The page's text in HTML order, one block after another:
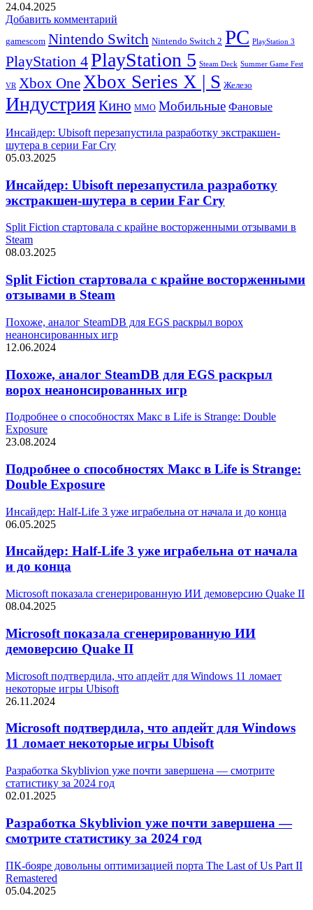
24.04.2025
Добавить комментарий
gamescom Nintendo Switch Nintendo Switch 2 PC PlayStation 3
PlayStation 4PlayStation 5 Steam Deck Summer Game Fest
VR Xbox OneXbox Series X | S Железо
ИндустрияКино ММО Мобильные Фановые
Инсайдер: Ubisoft перезапустила разработку экстракшен-
шутера в серии Far Cry
05.03.2025
Инсайдер: Ubisoft перезапустила разработку
экстракшен-шутера в серии Far Cry
Split Fiction стартовала с крайне восторженными отзывами в
Steam
08.03.2025
Split Fiction стартовала с крайне восторженными
отзывами в Steam
Похоже, аналог SteamDB для EGS раскрыл ворох
неанонсированных игр
12.06.2024
Похоже, аналог SteamDB для EGS раскрыл
ворох неанонсированных игр
Подробнее о способностях Макс в Life is Strange: Double
Exposure
23.08.2024
Подробнее о способностях Макс в Life is Strange:
Double Exposure
Инсайдер: Half-Life 3 уже играбельна от начала и до конца
06.05.2025
Инсайдер: Half-Life 3 уже играбельна от начала
и до конца
Microsoft показала сгенерированную ИИ демоверсию Quake II
08.04.2025
Microsoft показала сгенерированную ИИ
демоверсию Quake II
Microsoft подтвердила, что апдейт для Windows 11 ломает
некоторые игры Ubisoft
26.11.2024
Microsoft подтвердила, что апдейт для Windows
11 ломает некоторые игры Ubisoft
Разработка Skyblivion уже почти завершена — смотрите
статистику за 2024 год
02.01.2025
Разработка Skyblivion уже почти завершена —
смотрите статистику за 2024 год
ПК-бояре довольны оптимизацией порта The Last of Us Part II
Remastered
05.04.2025